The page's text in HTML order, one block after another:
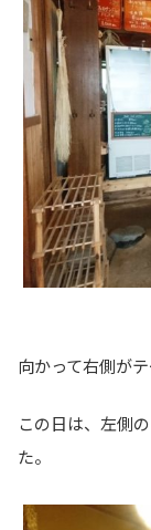
向かって右側が
この日は、左側
た。